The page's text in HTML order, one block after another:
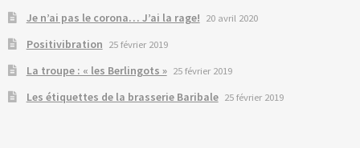
Je n’ai pas le corona… J’ai la rage! 20 avril 2020
Positivibration 25 février 2019
La troupe : « les Berlingots » 25 février 2019
Les étiquettes de la brasserie Baribale 25 février 2019